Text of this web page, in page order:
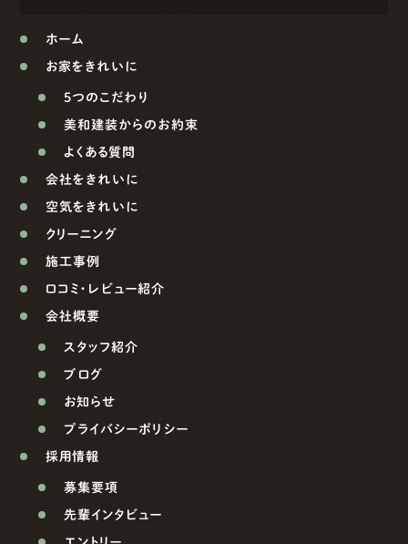
ホーム
お家をきれいに
5つのこだわり
美和建装からのお約束
よくある質問
会社をきれいに
空気をきれいに
クリーニング
施工事例
口コミ・レビュー紹介
会社概要
スタッフ紹介
ブログ
お知らせ
プライバシーポリシー
採用情報
募集要項
先輩インタビュー